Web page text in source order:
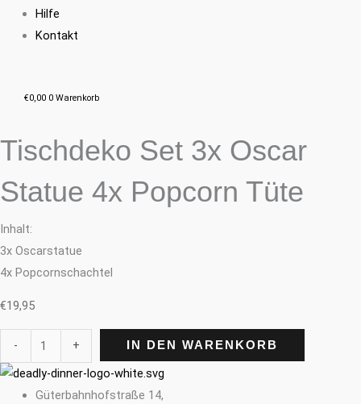
Hilfe
Kontakt
€0,00 0 Warenkorb
Tischdeko Set 3x Oscar
Statue 4x Popcorn Tüte
Inhalt:
3x Oscarstatue
4x Popcornschachtel
€19,95
- + IN DEN WARENKORB
Güterbahnhofstraße 14,